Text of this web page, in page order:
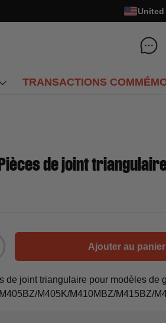
United
TRANSACTIONS
Pièces de joint
Ajouter au panier
de joint triangulaire pour modèles de
M405K/M410MBZ/M415BZ/